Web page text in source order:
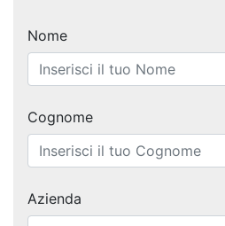
Nome
Cognome
Azienda